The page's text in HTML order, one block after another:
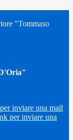
"Tommaso
inviare una mail
per inviare una